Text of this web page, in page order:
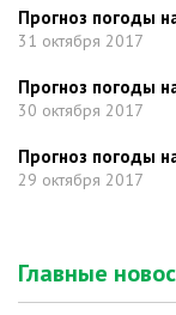
Прогноз погоды
31 октября 2017
Прогноз погоды
30 октября 2017
Прогноз погоды
29 октября 2017
Главные